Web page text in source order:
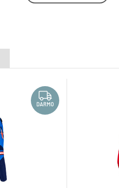
Skladem e-shop
DARMO